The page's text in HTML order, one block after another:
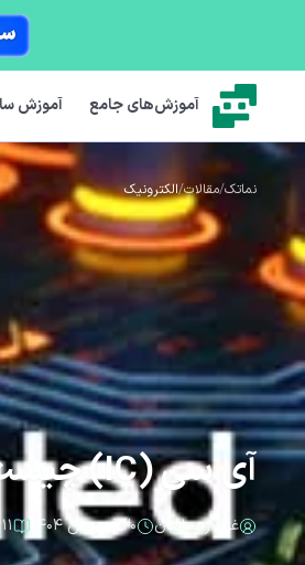
آموزش‌های جامع آموزش
نماتک/مقالات/الکترونیک
آی سی (IC) چیست و چه کاربردی دارد؟ (معرفی انواع)
غزل رحمانیان ۲۰ فروردین ۱۴۰۴ ۱۱ دقیقه مطالعه